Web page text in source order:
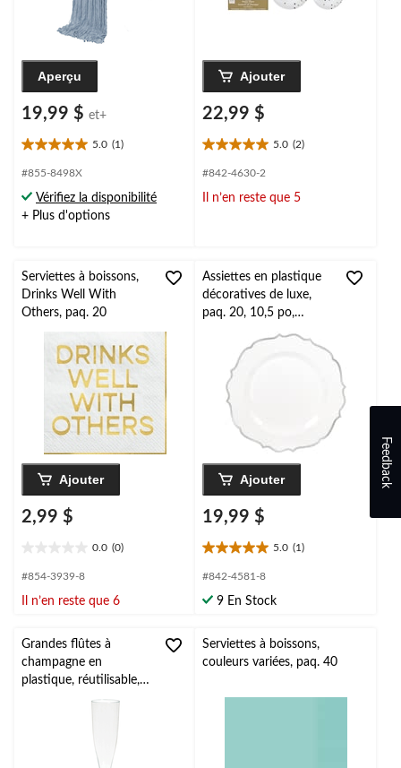
Aperçu
19,99 $ et+
5.0 (1)
5.0
étoile(s)
5.
1
#855-8498X
Vérifiez la disponibilité
+ Plus d'options
Ajouter
22,99 $
5.0 (2)
5.0
étoile(s)
5.
#842-4630-2
Il n’en reste que 5
Serviettes à boissons,
Drinks Well With
Others, paq. 20
Ajouter
2,99 $
0.0 (0)
étoile(s)
5.
#854-3939-8
Il n’en reste que 6
Assiettes en plastique
décoratives de luxe,
paq. 20, 10,5 po,
Ajouter
19,99 $
5.0 (1)
5.0
étoile(s)
5.
évaluation
#842-4581-8
9 En Stock
Grandes flûtes à
champagne en
plastique, réutilisable,
anniversaires, fêtes
Serviettes à boissons,
couleurs variées, paq. 40
Feedback